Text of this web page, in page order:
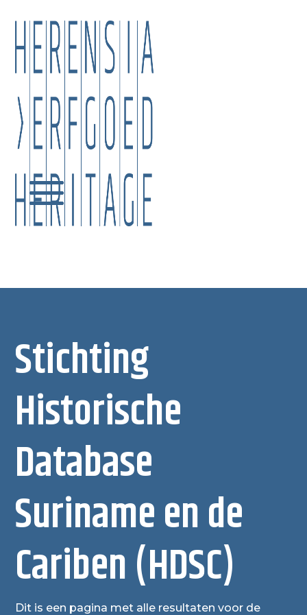
Stichting
Historische
Database
Suriname en de
Cariben (HDSC)
Dit is een pagina met alle resultaten voor de